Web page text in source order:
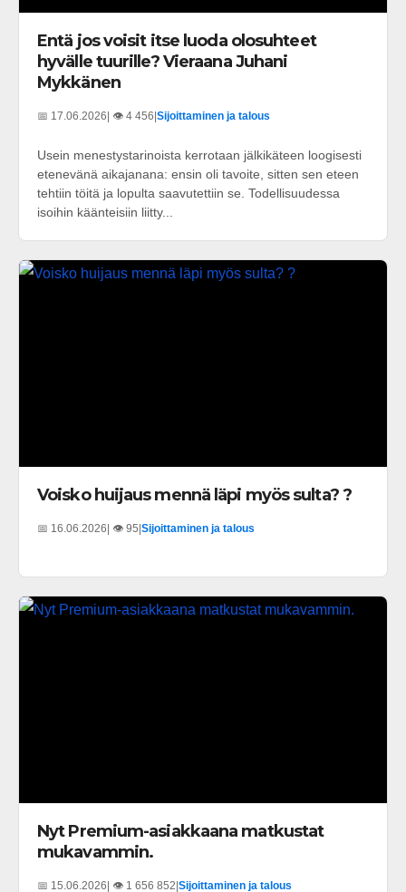
Entä jos voisit itse luoda olosuhteet
hyvälle tuurille? Vieraana Juhani
Mykkänen
📅 17.06.2026| 👁️ 4 456|Sijoittaminen ja talous
Usein menestystarinoista kerrotaan jälkikäteen loogisesti
etenevänä aikajanana: ensin oli tavoite, sitten sen eteen
tehtiin töitä ja lopulta saavutettiin se. Todellisuudessa
isoihin käänteisiin liitty...
Voisko huijaus mennä läpi myös sulta? ?
📅 16.06.2026 | 👁️ 95 Sijoittaminen ja talous
Nyt Premium-asiakkaana matkustat
mukavammin.
📅 15.06.2026 | 👁️ 1 656 852 Sijoittaminen ja talous